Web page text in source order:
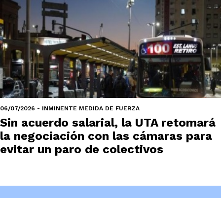
06/07/2026 - INMINENTE MEDIDA DE FUERZA
Sin acuerdo salarial, la UTA retomará
la negociación con las cámaras para
evitar un paro de colectivos